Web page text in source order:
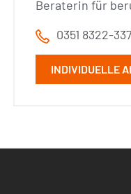
Beraterin für
0351 8322-337
INDIVIDUELLE